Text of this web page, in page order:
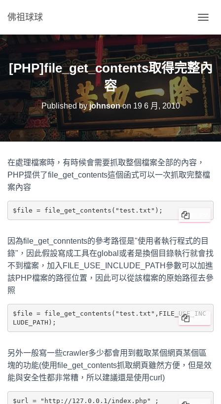
佛祖球球
O
G
G
L
E
N
A
V
G
A
[PHP]file_get_contents取得完整內
容
Published byjohnsonon 19 6 月, 2010
在處理檔案時，有時候會需要抓取整個檔案全部的內容，
PHP提供了file_get_contents這個函式可以一次抓取完整檔
案內容
因為file_get_conntents的參考路徑是"使用者執行程式的目
錄"，因此假設寫成工具在global或者是換個目錄執行就會找
不到檔案，加入FILE_USE_INCLUDE_PATH參數可以加進
該PHP檔案的路徑位置，因此可以從該檔案的原始路徑去參
照
$file = file_get_contents("test.txt",FILE_USE_INC
COPY
另外一般寫一些crawler多少都會用到截取某個網頁某個區
塊的功能(使用file_get_contents抓取網頁雖然方便，但是效
能與安全性都非常糟，所以建議還是使用curl)
$url = "http://127.0.0.1/index.php" ;